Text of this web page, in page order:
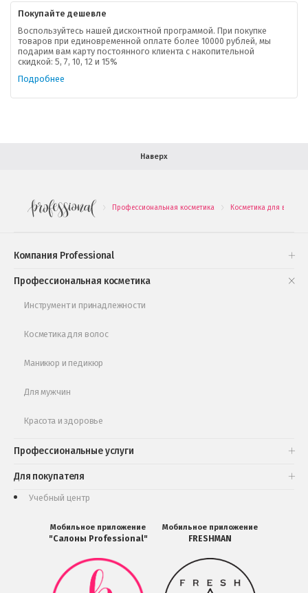
Покупайте дешевле
Воспользуйтесь нашей дисконтной программой. При покупке
товаров при единовременной оплате более 10000 рублей, мы
подарим вам карту постоянного клиента с накопительной
скидкой: 5, 7, 10, 12 и 15%
Подробнее
Наверх
. Профессиональная косметика . Косметика для волос
Компания Professional
В помощь покупателю
Форма обратной связи
Профессиональная косметика
Инструмент и принадлежности
Косметика для волос
Маникюр и педикюр
Для мужчин
Красота и здоровье
Профессиональные услуги
Для покупателя
Подарочные наборы
Обучающее видео
Учебный центр
Мобильное приложение
"Салоны Professional"
Мобильное
приложение
Салоны
Мобильное приложение
FRESHMAN
Мобильное
приложение
FRESHMAN